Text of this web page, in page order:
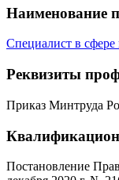
Наименование
Специалист в
Реквизиты
Приказ Минтруда
Постановление